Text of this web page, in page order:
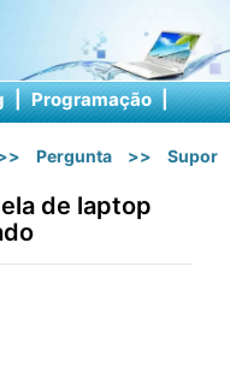
| Programação |
Pergunta >>
de laptop